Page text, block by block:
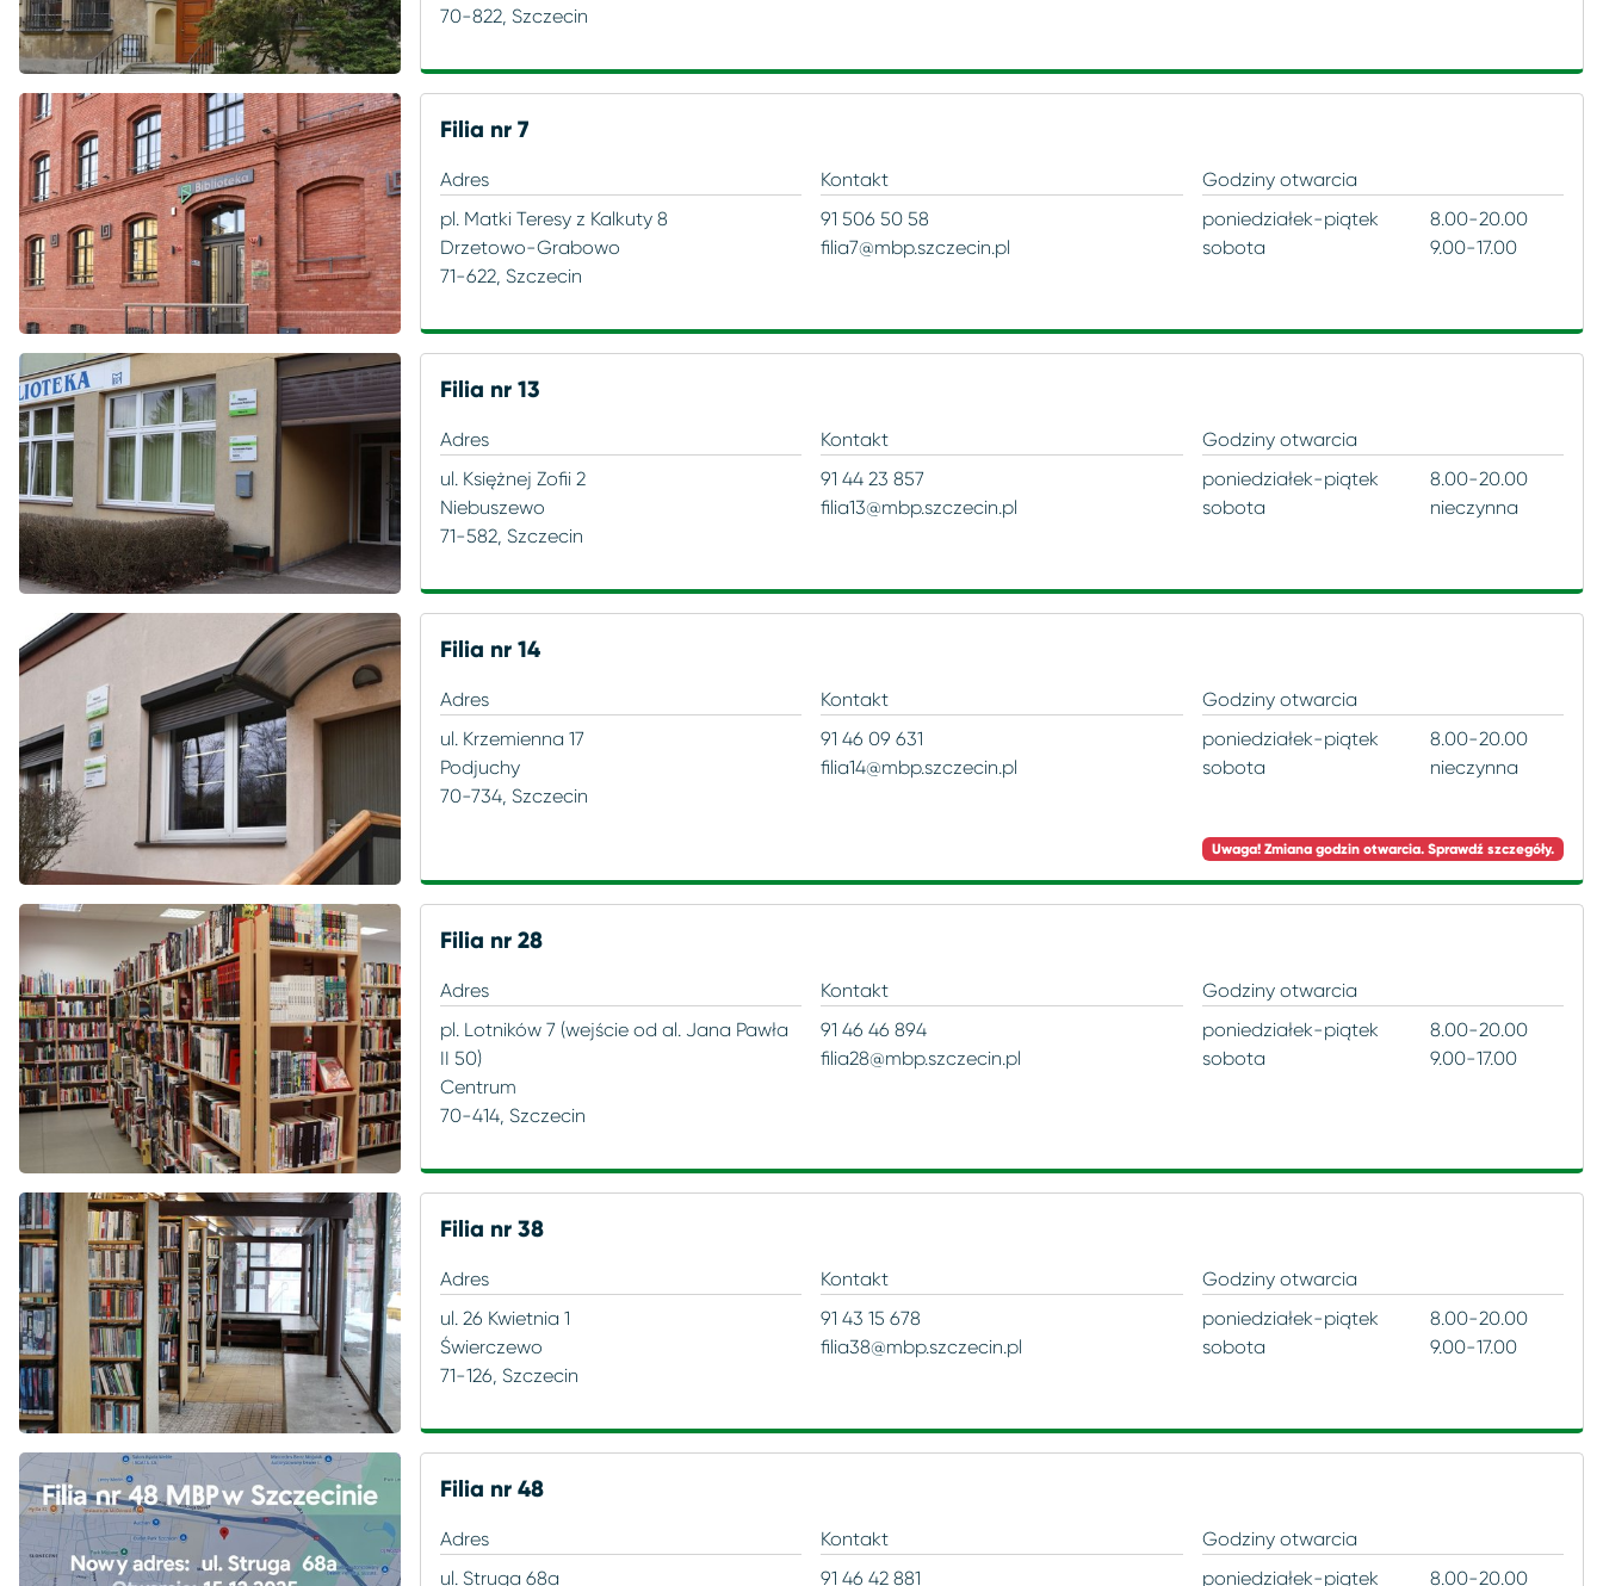
70-822, Szczecin
Filia nr 7
Adres
pl. Matki Teresy z Kalkuty 8
Drzetowo-Grabowo
71-622, Szczecin
Kontakt
91 506 50 58
filia7@mbp.szczecin.pl
Godziny otwarcia
poniedziałek-piątek
8.00-20.00
sobota
9.00-17.00
Filia nr 13
Adres
ul. Księżnej Zofii 2
Niebuszewo
71-582, Szczecin
Kontakt
91 44 23 857
filia13@mbp.szczecin.pl
Godziny otwarcia
poniedziałek-piątek
8.00-20.00
sobota
nieczynna
Filia nr 14
Adres
ul. Krzemienna 17
Podjuchy
70-734, Szczecin
Kontakt
91 46 09 631
filia14@mbp.szczecin.pl
Godziny otwarcia
poniedziałek-piątek
8.00-20.00
sobota
nieczynna
Uwaga! Zmiana godzin otwarcia. Sprawdź szczegóły.
Filia nr 28
Adres
pl. Lotników 7 (wejście od al. Jana Pawła
II 50)
Centrum
70-414, Szczecin
Kontakt
91 46 46 894
filia28@mbp.szczecin.pl
Godziny otwarcia
poniedziałek-piątek
8.00-20.00
sobota
9.00-17.00
Filia nr 38
Adres
ul. 26 Kwietnia 1
Świerczewo
71-126, Szczecin
Kontakt
91 43 15 678
filia38@mbp.szczecin.pl
Godziny otwarcia
poniedziałek-piątek
8.00-20.00
sobota
9.00-17.00
Filia nr 48
Adres
ul. Struga 68a
Kontakt
91 46 42 881
Godziny otwarcia
poniedziałek-piątek
8.00-20.00